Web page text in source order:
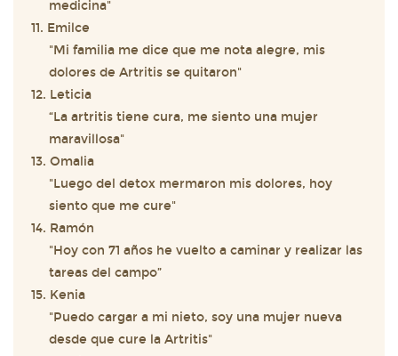
medicina"
11. Emilce
"Mi familia me dice que me nota alegre, mis
dolores de Artritis se quitaron"
12. Leticia
“La artritis tiene cura, me siento una mujer
maravillosa"
13. Omalia
"Luego del detox mermaron mis dolores, hoy
siento que me cure"
14. Ramón
"Hoy con 71 años he vuelto a caminar y realizar las
tareas del campo”
15. Kenia
"Puedo cargar a mi nieto, soy una mujer nueva
desde que cure la Artritis"